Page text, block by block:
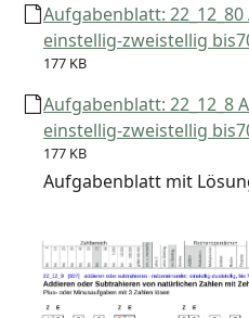
Aufgabenblatt:
einstellig-zweistellig
177 KB
Aufgabenblatt: 22_12_8
einstellig-zweistellig
177 KB
Aufgabenblatt mit